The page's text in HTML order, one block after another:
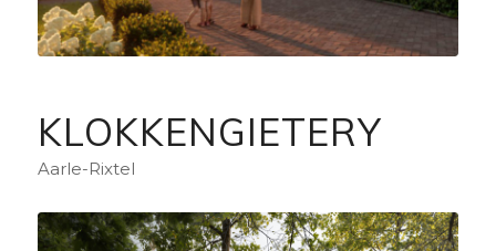
KLOKKENGIETERY
Aarle-Rixtel